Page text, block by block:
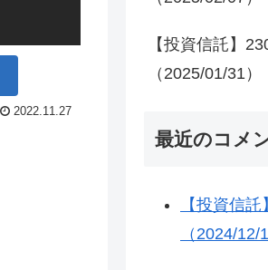
2022.11.27
【投資信託】
（2025/01/31）
最近のコメ
【投資信
（2024/12/